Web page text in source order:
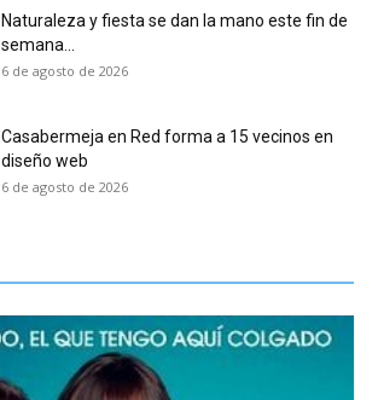
Naturaleza y fiesta se dan la mano este fin de
semana...
6 de agosto de 2026
Casabermeja en Red forma a 15 vecinos en
diseño web
6 de agosto de 2026